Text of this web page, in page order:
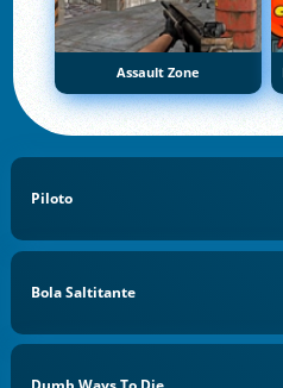
Assault Zone
Piloto
Bola Saltitante